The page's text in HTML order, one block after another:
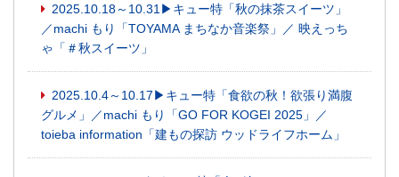
2025.10.18～10.31▶キュー特「秋の抹茶スイーツ」
／machi もり「TOYAMA まちなか音楽祭」／ 映えっち
ゃ「＃秋スイーツ」
2025.10.4～10.17▶キュー特「食欲の秋！欲張り満腹
グルメ」／machi もり「GO FOR KOGEI 2025」／
toieba information「建もの探訪 ウッドライフホーム」